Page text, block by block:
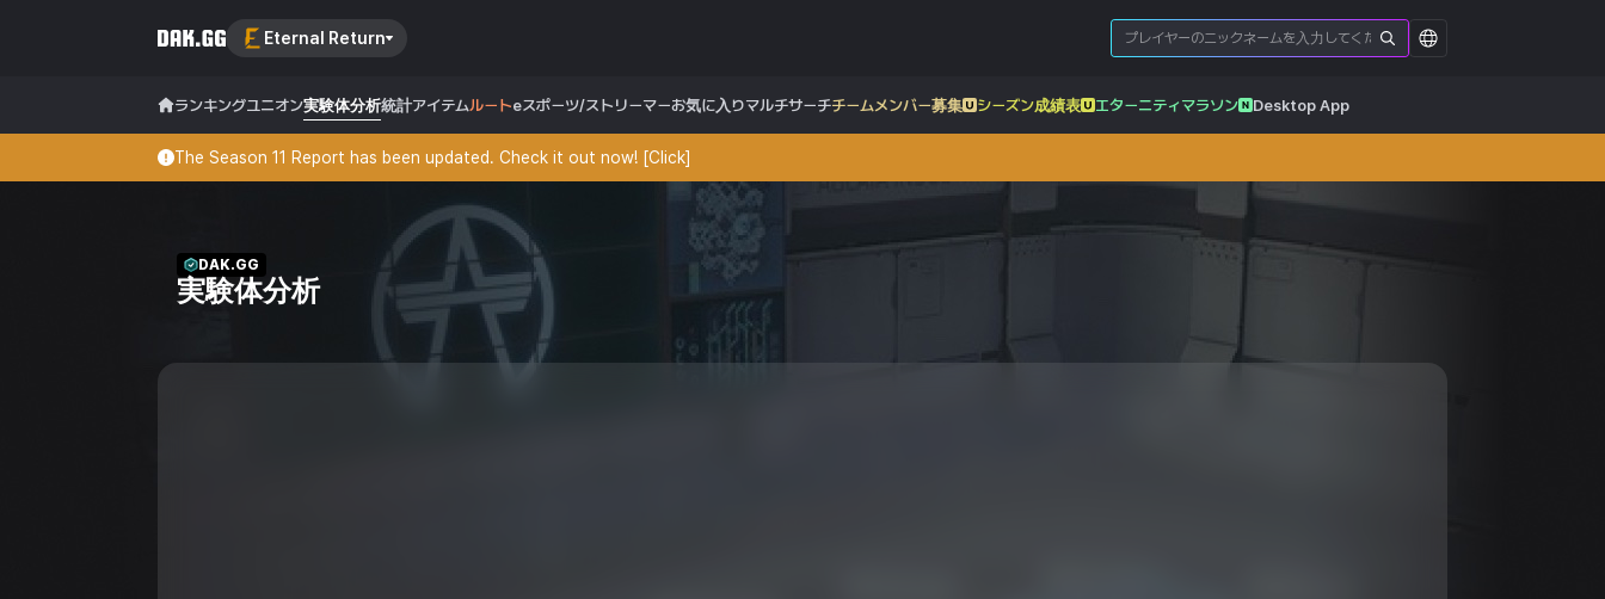
Eternal Return
ランキングユニオン実験体分析統計アイテムルートeスポーツ/ストリーマーお気に入りマルチサーチチームメンバー募集 シーズン成績表 エターニティマラソン Desktop App
The Season 11 Report has been updated. Check it out now! [Click]
DAK.GG
実験体分析